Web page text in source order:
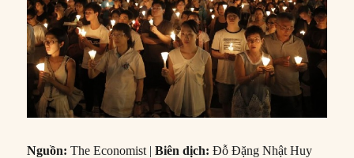
Nguồn: The Economist |Biên dịch: Đỗ Đặng Nhật Huy